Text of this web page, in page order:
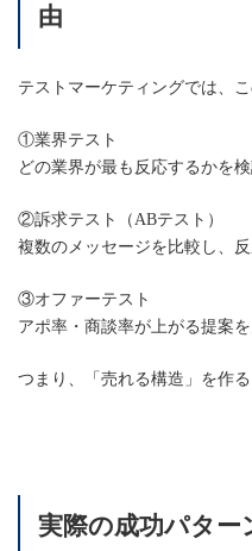
由
テストマーケティングでは、
①業界テスト
どの業界が最も反応するかを
②訴求テスト（ABテスト）
複数のメッセージを比較し、
③オファーテスト
アポ率・商談率が上がる提案
つまり、「売れる構造」を作る
実際の成功パター